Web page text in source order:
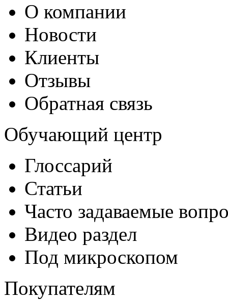
О компании
Новости
Клиенты
Отзывы
Обратная связь
Обучающий центр
Глоссарий
Статьи
Часто задаваемые
Видео раздел
Под микроскопом
Покупателям